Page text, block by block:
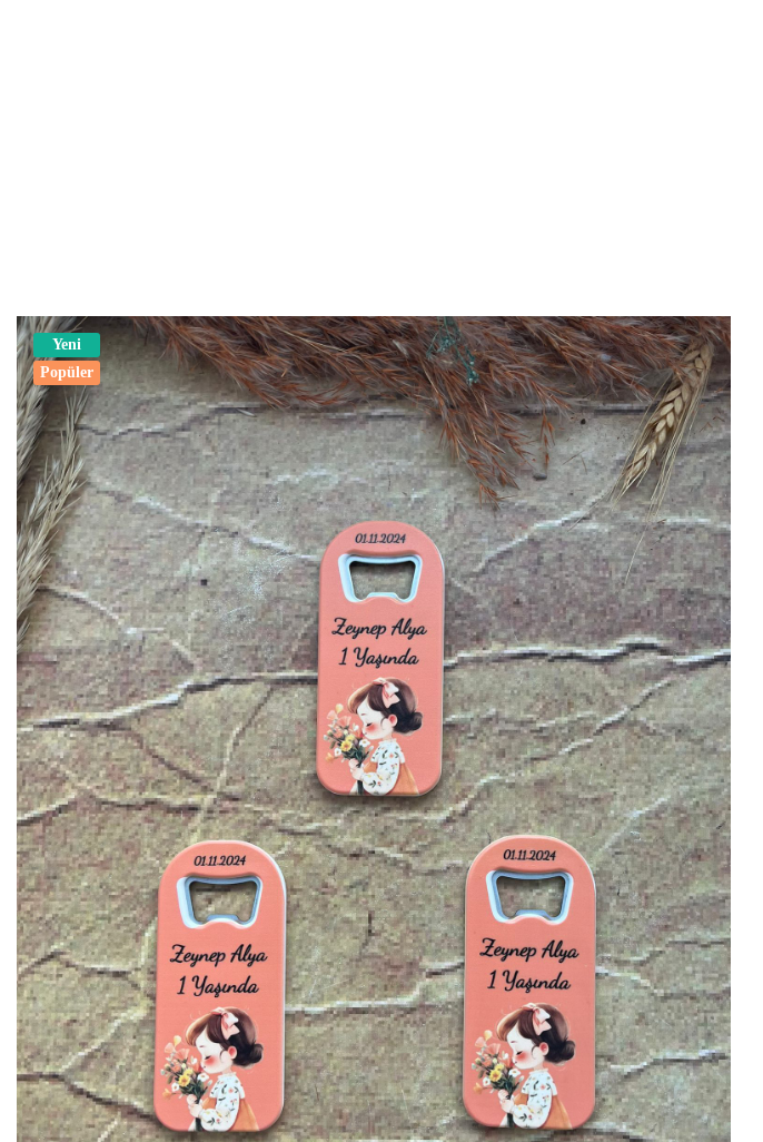
Yeni
Popüler